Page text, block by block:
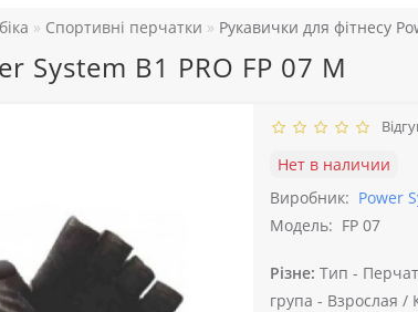
Спортивні перчатки Рукавички для фітнесу
System B1 PRO FP 07 M
Нет в наличии
Виробник: Power
Модель: FP 07
Різне: Тип -
група - Взрослая /